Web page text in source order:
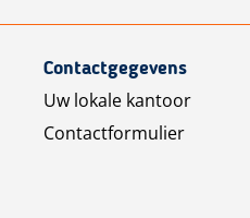
Contactgegevens
Uw lokale kantoor
Contactformulier